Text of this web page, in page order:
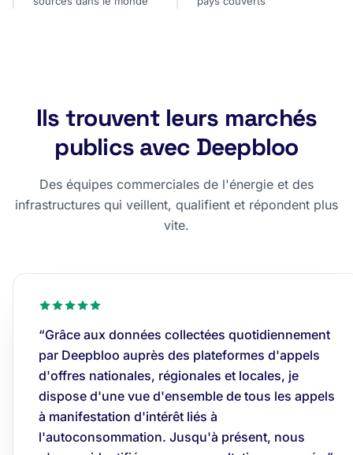
Ils trouvent leurs marchés
publics avec Deepbloo
Des équipes commerciales de l'énergie et des
infrastructures qui veillent, qualifient et répondent plus
vite.
“Grâce aux données collectées quotidiennement
par Deepbloo auprès des plateformes d'appels
d'offres nationales, régionales et locales, je
dispose d'une vue d'ensemble de tous les appels
à manifestation d'intérêt liés à
l'autoconsommation. Jusqu'à présent, nous